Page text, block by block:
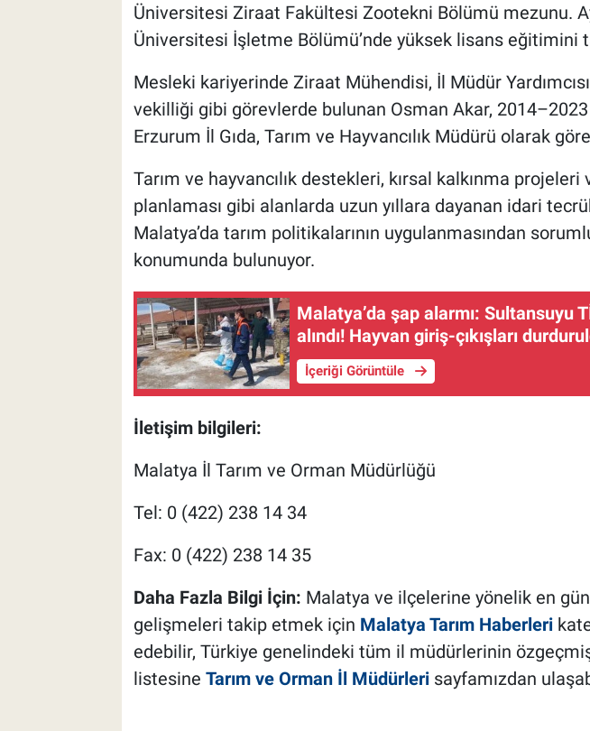
Üniversitesi Ziraat Fakültesi Zootekni Bölümü mezunu.
Üniversitesi İşletme Bölümü’nde yüksek lisans eğitimini
Mesleki kariyerinde Ziraat Mühendisi, İl Müdür
vekilliği gibi görevlerde bulunan Osman Akar, 2014–2023
Erzurum İl Gıda, Tarım ve Hayvancılık Müdürü olarak
Tarım ve hayvancılık destekleri, kırsal kalkınma
planlaması gibi alanlarda uzun yıllara dayanan idari
Malatya’da tarım politikalarının uygulanmasından
konumunda bulunuyor.
Malatya’da şap alarmı: Sultansuyu
alındı! Hayvan giriş-çıkışları
İçeriği Görüntüle
İletişim bilgileri:
Malatya İl Tarım ve Orman Müdürlüğü
Tel: 0 (422) 238 14 34
Fax: 0 (422) 238 14 35
Daha Fazla Bilgi İçin: Malatya ve ilçelerine yönelik en
gelişmeleri takip etmek için Malatya Tarım Haberleri
edebilir, Türkiye genelindeki tüm il müdürlerinin
listesine Tarım ve Orman İl Müdürlerisayfamızdan